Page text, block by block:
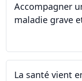
Accompagner
maladie grave
La santé vient